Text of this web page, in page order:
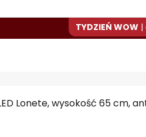
TYDZIEŃ WOW |
Lonete, wysokość 65 cm,